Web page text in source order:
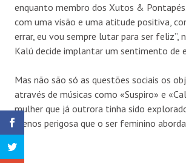
enquanto membro dos Xutos &
com uma visão e uma atitude positiva,
errar, eu vou sempre lutar para ser
Kalú decide implantar um sentimento de
Mas não são só as questões sociais os
através de músicas como «Suspiro» e
mulher que já outrora tinha sido
menos perigosa que o ser feminino